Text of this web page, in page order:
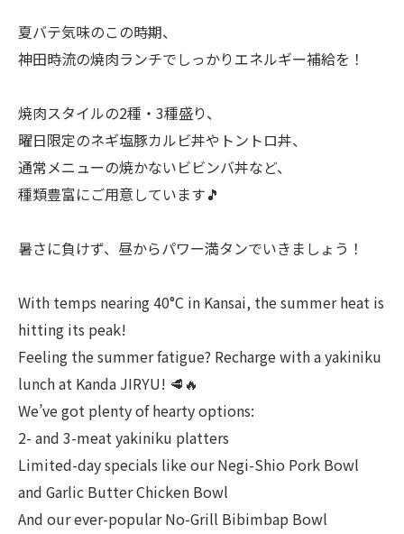
夏バテ気味のこの時期、
神田時流の焼肉ランチでしっかりエネルギー補給を！
焼肉スタイルの2種・3種盛り、
曜日限定のネギ塩豚カルビ丼やトントロ丼、
通常メニューの焼かないビビンバ丼など、
種類豊富にご用意しています🎵
暑さに負けず、昼からパワー満タンでいきましょう！
With temps nearing 40°C in Kansai, the summer heat is
hitting its peak!
Feeling the summer fatigue? Recharge with a yakiniku
lunch at Kanda JIRYU! 🥩🔥
We’ve got plenty of hearty options:
2- and 3-meat yakiniku platters
Limited-day specials like our Negi-Shio Pork Bowl
and Garlic Butter Chicken Bowl
And our ever-popular No-Grill Bibimbap Bowl